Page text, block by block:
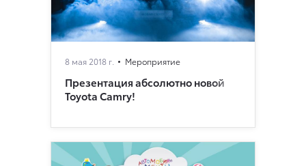
8 мая 2018 г. Мероприятие
Презентация абсолютно новой
Toyota Camry!